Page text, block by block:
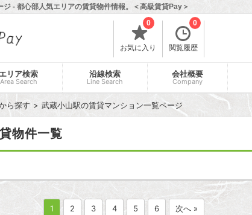
- 都心部人気エリアの賃貸物件情報。＜高級賃貸Pay＞
お気に入り
0
閲覧履歴
0
エリア検索
Area Search
沿線検索
Line Search
会社概要
Company
ら探す 武蔵小山駅の賃貸マンション一覧ページ
物件一覧
1 2 3 4 5 6 次へ »